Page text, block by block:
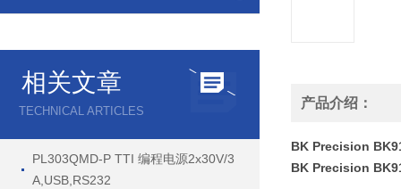
相关文章
TECHNICAL ARTICLES
PL303QMD-P TTI 编程电源2x30V/3
A,USB,RS232
产品介绍：
BK Precision
BK Precision